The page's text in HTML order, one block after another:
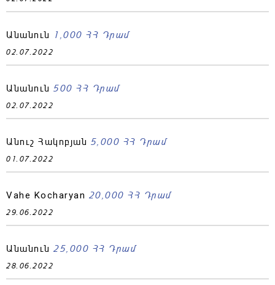
Անանուն 1,000 ՀՀ Դրամ
02.07.2022
Անանուն 500 ՀՀ Դրամ
02.07.2022
Անուշ Հակոբյան 5,000 ՀՀ Դրամ
01.07.2022
Vahe Kocharyan 20,000 ՀՀ Դրամ
29.06.2022
Անանուն 25,000 ՀՀ Դրամ
28.06.2022